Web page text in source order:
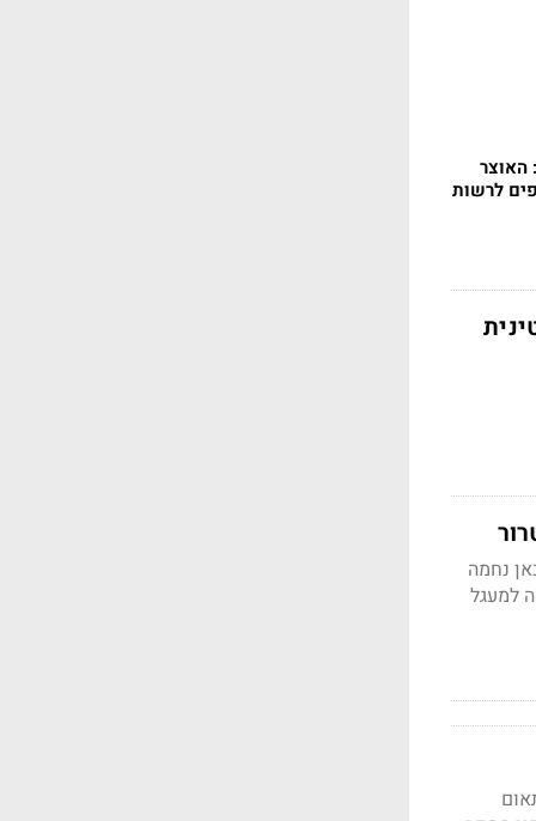
לרשות
נחמה
למעגל